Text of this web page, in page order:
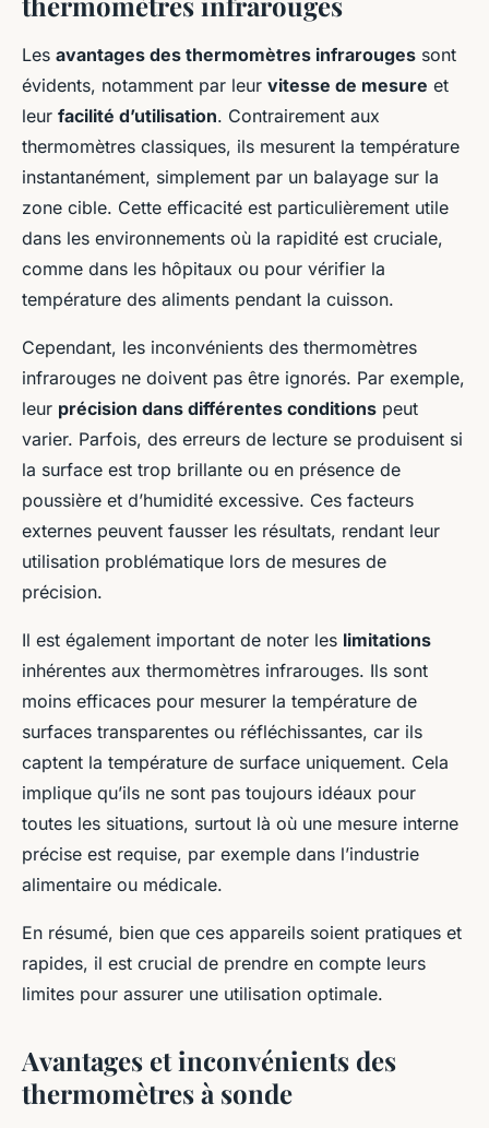
Les avantages des thermomètres infrarouges sont
évidents, notamment par leur vitesse de mesure et
leur facilité d’utilisation. Contrairement aux
thermomètres classiques, ils mesurent la température
instantanément, simplement par un balayage sur la
zone cible. Cette efficacité est particulièrement utile
dans les environnements où la rapidité est cruciale,
comme dans les hôpitaux ou pour vérifier la
température des aliments pendant la cuisson.
Cependant, les inconvénients des thermomètres
infrarouges ne doivent pas être ignorés. Par exemple,
leur précision dans différentes conditions peut
varier. Parfois, des erreurs de lecture se produisent si
la surface est trop brillante ou en présence de
poussière et d’humidité excessive. Ces facteurs
externes peuvent fausser les résultats, rendant leur
utilisation problématique lors de mesures de
précision.
Il est également important de noter les limitations
inhérentes aux thermomètres infrarouges. Ils sont
moins efficaces pour mesurer la température de
surfaces transparentes ou réfléchissantes, car ils
captent la température de surface uniquement. Cela
implique qu’ils ne sont pas toujours idéaux pour
toutes les situations, surtout là où une mesure interne
précise est requise, par exemple dans l’industrie
alimentaire ou médicale.
En résumé, bien que ces appareils soient pratiques et
rapides, il est crucial de prendre en compte leurs
limites pour assurer une utilisation optimale.
Avantages et inconvénients des
thermomètres à sonde